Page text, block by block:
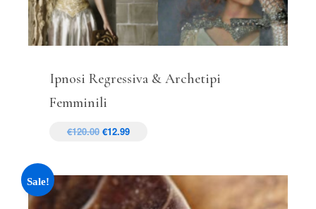
Ipnosi Regressiva & Archetipi
Femminili
€120.00 €12.99
Sale!